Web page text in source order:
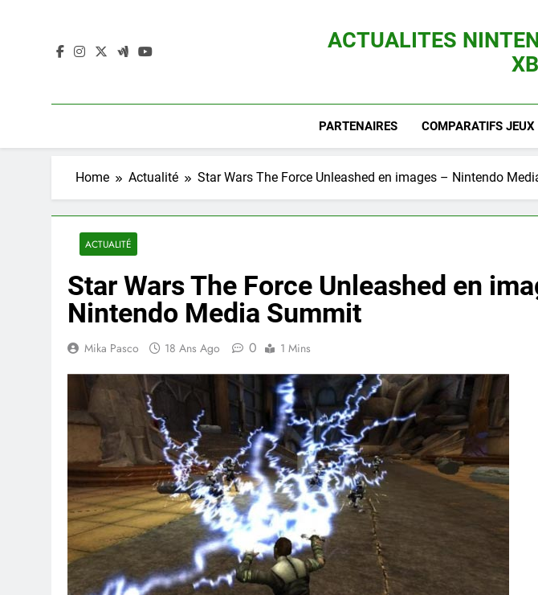
ACTUALITES
PARTENAIRES COMPARATIFS JEUX
Home Actualité Star Wars The Force Unleashed en images – Nintendo
ACTUALITÉ
Star Wars The Force Unleashed en
Nintendo Media Summit
Mika Pasco 18 Ans Ago 0 1 Mins